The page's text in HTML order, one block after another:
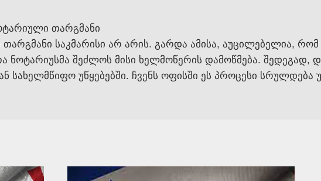
თარგმანი
საკმარისი არ არის. გარდა ამისა, აუცილებელია, რომ
ნოტარიუსმა შეძლოს მისი ხელმოწერის დამოწმება. შედეგად,
სახელმწიფო უწყებებში. ჩვენს ოფისში ეს პროცესი